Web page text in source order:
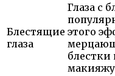
Блестящие
глаза
Глаза с
этого
блестки